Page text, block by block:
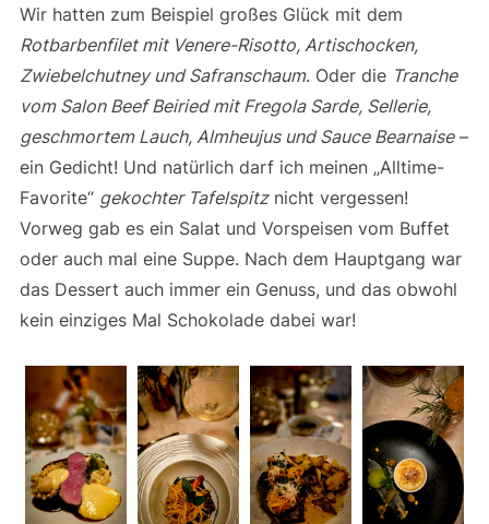
Wir hatten zum Beispiel großes Glück mit dem
Rotbarbenfilet mit Venere-Risotto, Artischocken,
Zwiebelchutney und Safranschaum. Oder die Tranche
vom Salon Beef Beiried mit Fregola Sarde, Sellerie,
geschmortem Lauch, Almheujus und Sauce Bearnaise–
ein Gedicht! Und natürlich darf ich meinen „Alltime-
Favorite“ gekochter Tafelspitznicht vergessen!
Vorweg gab es ein Salat und Vorspeisen vom Buffet
oder auch mal eine Suppe. Nach dem Hauptgang war
das Dessert auch immer ein Genuss, und das obwohl
kein einziges Mal Schokolade dabei war!